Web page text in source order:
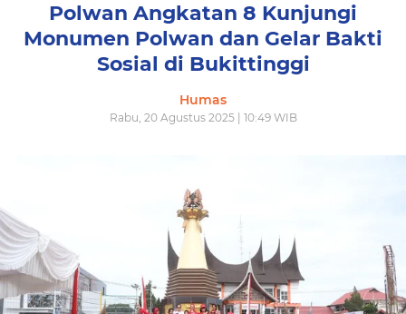
Polwan Angkatan 8 Kunjungi
Monumen Polwan dan Gelar Bakti
Sosial di Bukittinggi
Humas
Rabu, 20 Agustus 2025 | 10:49 WIB